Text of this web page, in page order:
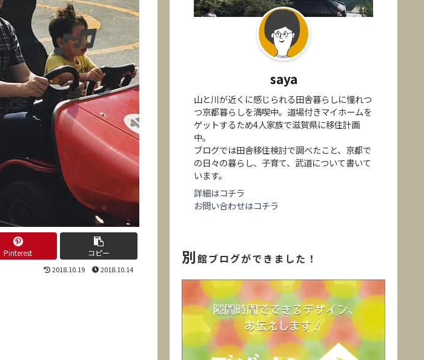
Pinterest コピー
2018.10.19 2018.10.14
saya
山と川が近くに感じられる田舎暮らしに憧れつ
つ京都暮らしを満喫中。道場付きマイホームを
ゲットするため4人家族で滋賀県に移住計画
中。
ブログでは田舎移住検討で調べたこと、京都で
の日々の暮らし、子育て、武道について書いて
います。
詳細はコチラ
お問い合わせはコチラ
別館ブログができました！